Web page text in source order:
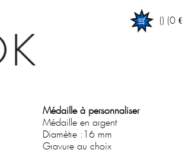
() (0
Médaille à personnaliser
Médaille en argent
Diamètre :16 mm
Gravure au choix